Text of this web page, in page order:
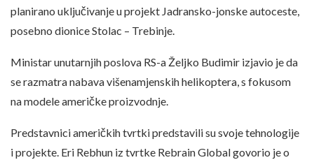
planirano uključivanje u projekt Jadransko-jonske autoceste,
posebno dionice Stolac – Trebinje.
Ministar unutarnjih poslova RS-a Željko Budimir izjavio je da
se razmatra nabava višenamjenskih helikoptera, s fokusom
na modele američke proizvodnje.
Predstavnici američkih tvrtki predstavili su svoje tehnologije
i projekte. Eri Rebhun iz tvrtke Rebrain Global govorio je o